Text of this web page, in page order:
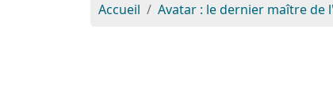
Accueil Avatar : le dernier maître de